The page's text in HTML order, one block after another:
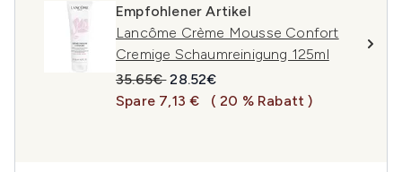
Empfohlener Artikel
Lancôme Crème Mousse Confort
Cremige Schaumreinigung 125ml
Unverbindliche Preisempfehlung:
35.65€Aktueller Preis:
28.52€
Spare 7,13 €
( 20 % Rabatt )